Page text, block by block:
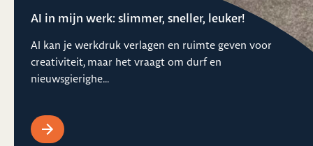
AI in mijn werk: slimmer, sneller, leuker!
AI kan je werkdruk verlagen en ruimte geven voor
creativiteit, maar het vraagt om durf en
nieuwsgierighe...